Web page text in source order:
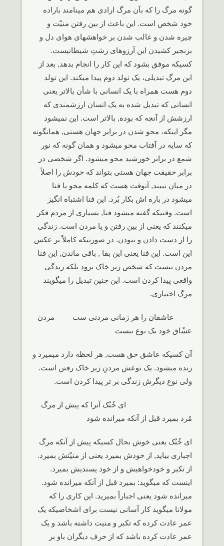
گونه مرگ را که بآن مرگ ارادی هم مینامند باراده
خود شخص است. این باعث از بین رفتن منیّت و
چیره شدن و غالب شدن بر خواهشهای هوای دل و
بزنجیر کشیدن این آرزوهای زشتِ شیطانیست.
کسیکه موفق بشود که این کار را انجام بدهد, بعد از
این مرگ تبدیلی، یک تولد دوم پیدا میکند. این تولد
دوم هست همراه با یک انسانی با شأن بالاتر یعنی
انسانی که تبدیل شده به یک انسان ارزشمندی که
ارزشش از آنچه که بوده, بالاتر است. این نمیشود
مگر اینکه، محو شدن در برابر جهان هستی, همانگونه
که سایه در آفتاب محو میشود و همان گونه که نور
شمع در برابر خورشید محو میشود. اگر شخصی در
برابر حقیقت جهان هستی بتواند که خودش را اصلاً
در میان نبیند, آنوقت هست که کلمه محو یا فنا
میشود در باره اش بکار بُرد. این فنا اشتباه انگیز
است. وقتیکه گفته میشود فنا, بسیاری از مردم فکر
میکنند که یعنی از بین رفتن و یا مردن است. زندگی
را از دست دادن و نبودن. در صورتیکه کاملاً بر عکس
این است. این فنا یعنی این بقا , باقی ماندن, این فنا
مردن نیست که شخص زیر خاک برود بلکه زندگی
واقعی پیدا کردن است. این چنین تبدیل را میگویند
مرگ اختیاری.
عاشقان را هر زمانی مردنی ست مردن
عشّاق خود یک نوع نیست
آن کسیکه عاشق حق هست, هر لحظه دارد میمیرد و
زنده میشود. یک نوعش مردنِ زیر خاک رفتن است.
ولی نوع دیگرش زندگی بر تر پیدا کردن است.
ای خُنُک آنرا که پیش از مرگ
مُرد بمیرد قبل از آنکه میرانده شود
ای خُنُک یعنی خوش بحال کسیکه پیش از آنکه مرگ
اجباری بیاید, از خودش بمیرد یعنی از منیّتش بمیرد.
از تکبر و خودخواهیش و از خود پسندیش بمیرد.
اینست که میگوید: بمیرد قبل از آنکه میرانده شود.
میرانده شود یعنی اجباراً بمیرید. این کاری را که
مولانا میگوید کار آسانی نیست برای اشخاصیکه یک
عمر عادت کرده که تکبر و منیت داشته باشد و یک
عمر عادت کرده باشد که از حرف دیگران باو بر